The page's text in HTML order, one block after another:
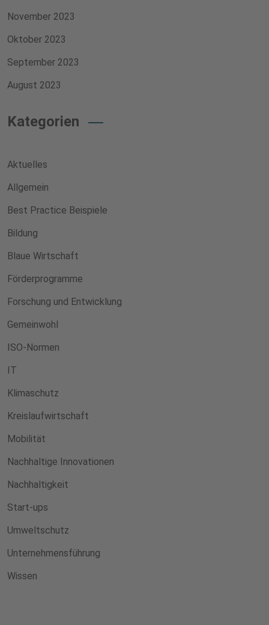
November 2023
Oktober 2023
September 2023
August 2023
Kategorien
Aktuelles
Allgemein
Best Practice Beispiele
Bildung
Blaue Wirtschaft
Förderprogramme
Forschung und Entwicklung
Gemeinwohl
ISO-Normen
IT
Klimaschutz
Kreislaufwirtschaft
Mobilität
Nachhaltige Innovationen
Nachhaltigkeit
Start-ups
Umweltschutz
Unternehmensführung
Wissen